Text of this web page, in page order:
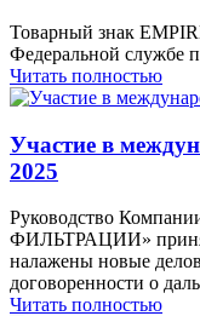
Товарный знак
Федеральной службе
Читать полностью
Участие в
2025
Руководство
ФИЛЬТРАЦИИ»
налажены новые
договоренности о
Читать полностью